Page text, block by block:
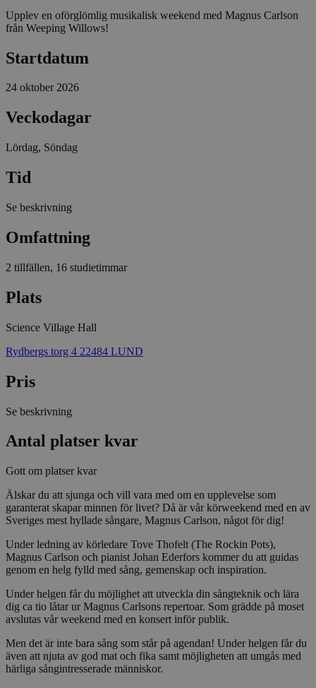
Upplev en oförglömlig musikalisk weekend med Magnus Carlson
från Weeping Willows!
Startdatum
24 oktober 2026
Veckodagar
Lördag, Söndag
Tid
Se beskrivning
Omfattning
2 tillfällen, 16 studietimmar
Plats
Science Village Hall
Rydbergs torg 4 22484 LUND
Pris
Se beskrivning
Antal platser kvar
Gott om platser kvar
Älskar du att sjunga och vill vara med om en upplevelse som
garanterat skapar minnen för livet? Då är vår körweekend med en av
Sveriges mest hyllade sångare, Magnus Carlson, något för dig!
Under ledning av körledare Tove Thofelt (The Rockin Pots),
Magnus Carlson och pianist Johan Ederfors kommer du att guidas
genom en helg fylld med sång, gemenskap och inspiration.
Under helgen får du möjlighet att utveckla din sångteknik och lära
dig ca tio låtar ur Magnus Carlsons repertoar. Som grädde på moset
avslutas vår weekend med en konsert inför publik.
Men det är inte bara sång som står på agendan! Under helgen får du
även att njuta av god mat och fika samt möjligheten att umgås med
härliga sångintresserade människor.